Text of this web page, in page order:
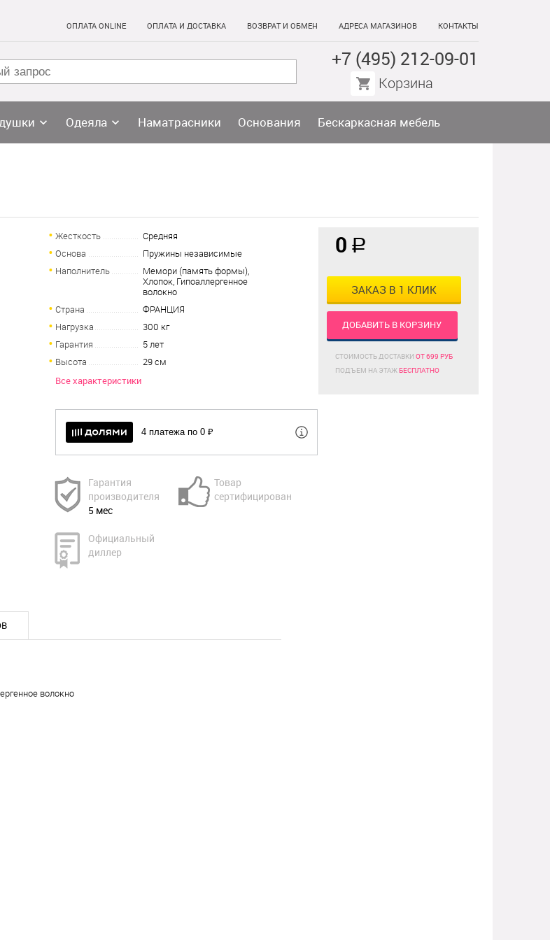
ОПЛАТА ONLINE ОПЛАТА И ДОСТАВКА ВОЗВРАТ И ОБМЕН АДРЕСА МАГАЗИНОВ КОНТАКТЫ
+7 (495) 212-09-01
Корзина
Одеяла Наматрасники Основания Бескаркасная мебель
Жесткость
Средняя
Основа
Пружины независимые
Наполнитель
Мемори (память формы),
Хлопок, Гипоаллергенное
волокно
Страна
ФРАНЦИЯ
Нагрузка
300 кг
Гарантия
5 лет
Высота
29 см
Все характеристики
4 платежа по 0 ₽
Гарантия
производителя
5 мес
Товар
сертифицирован
Официальный
диллер
0 a
ЗАКАЗ В 1 КЛИК
ДОБАВИТЬ В КОРЗИНУ
СТОИМОСТЬ ДОСТАВКИ ОТ 699 РУБ
ПОДЪЕМ НА ЭТАЖБЕСПЛАТНО
волокно